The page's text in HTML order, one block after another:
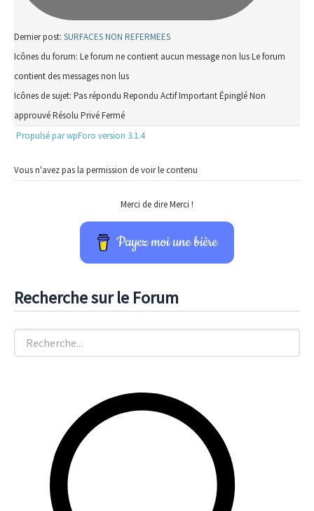
Dernier post: SURFACES NON REFERMEES
Icônes du forum: Le forum ne contient aucun message non lusLe forum
contient des messages non lus
Icônes de sujet: Pas répondu Repondu ActifImportantÉpingléNon
approuvéRésolu PrivéFermé
Propulsé par wpForo version 3.1.4
Vous n'avez pas la permission de voir le contenu
Merci de dire Merci !
Payez moi une bière
Recherche sur le Forum